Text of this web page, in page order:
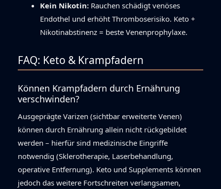
Kein Nikotin: Rauchen schädigt venöses
Endothel und erhöht Thromboserisiko. Keto +
Nikotinabstinenz = beste Venenprophylaxe.
FAQ: Keto & Krampfadern
Können Krampfadern durch Ernährung
verschwinden?
Ausgeprägte Varizen (sichtbar erweiterte Venen)
können durch Ernährung allein nicht rückgebildet
werden – hierfür sind medizinische Eingriffe
notwendig (Sklerotherapie, Laserbehandlung,
operative Entfernung). Keto und Supplements können
jedoch das weitere Fortschreiten verlangsamen,